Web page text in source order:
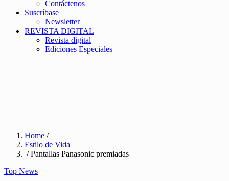
Contáctenos
Suscríbase
Newsletter
REVISTA DIGITAL
Revista digital
Ediciones Especiales
Home /
Estilo de Vida
/ Pantallas Panasonic premiadas
Top News